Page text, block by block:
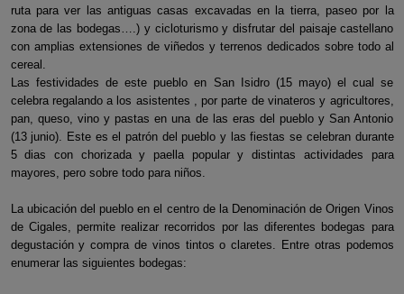
ruta para ver las antiguas casas excavadas en la tierra, paseo por la
zona de las bodegas….) y cicloturismo y disfrutar del paisaje castellano
con amplias extensiones de viñedos y terrenos dedicados sobre todo al
cereal.
Las festividades de este pueblo en San Isidro (15 mayo) el cual se
celebra regalando a los asistentes , por parte de vinateros y agricultores,
pan, queso, vino y pastas en una de las eras del pueblo y San Antonio
(13 junio). Este es el patrón del pueblo y las fiestas se celebran durante
5 dias con chorizada y paella popular y distintas actividades para
mayores, pero sobre todo para niños.
La ubicación del pueblo en el centro de la Denominación de Origen Vinos
de Cigales, permite realizar recorridos por las diferentes bodegas para
degustación y compra de vinos tintos o claretes. Entre otras podemos
enumerar las siguientes bodegas: